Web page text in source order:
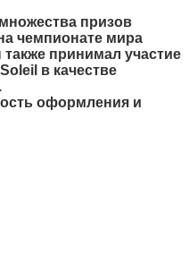
призов
чемпионате мира
принимал участие
в качестве
оформления и